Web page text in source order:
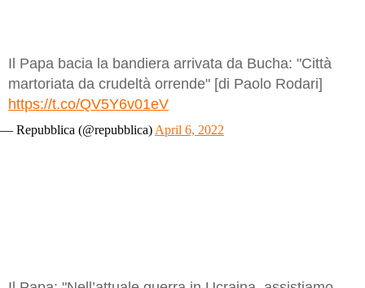
Il Papa bacia la bandiera arrivata da Bucha: "Città
martoriata da crudeltà orrende" [di Paolo Rodari]
https://t.co/QV5Y6v01eV
— Repubblica (@repubblica) April 6, 2022